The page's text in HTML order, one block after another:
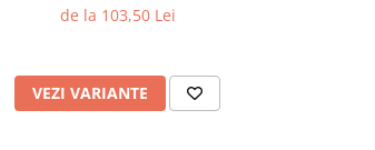
de la 103,50 Lei
VEZI VARIANTE